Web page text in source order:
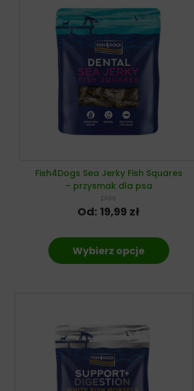
Fish4Dogs Sea Jerky Fish Squares
– przysmak dla psa
pies
Od: 19,99 zł
Wybierz opcje